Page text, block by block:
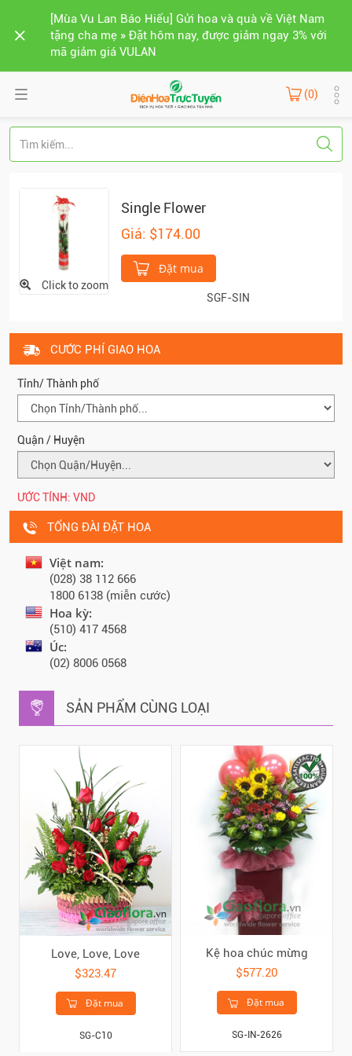
[Mùa Vu Lan Báo Hiếu] Gửi hoa và quà về Việt Nam
tặng cha mẹ » Đặt hôm nay, được giảm ngay 3% với
mã giảm giá VULAN
(0)
Click to zoom
Single Flower
Giá: $174.00
Đặt mua
SGF-SIN
CƯỚC PHÍ GIAO HOA
Tỉnh/ Thành phố
Quận / Huyện
ƯỚC TÍNH: VND
TỔNG ĐÀI ĐẶT HOA
Việt nam:
(028) 38 112 666
1800 6138 (miễn cước)
Hoa kỳ:
(510) 417 4568
Úc:
(02) 8006 0568
SẢN PHẨM CÙNG LOẠI
Love, Love, Love
$323.47
Đặt mua
SG-C10
Kệ hoa chúc mừng
$577.20
Đặt mua
SG-IN-2626